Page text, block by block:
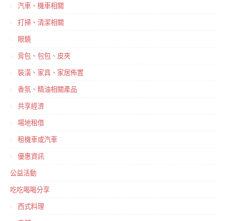
汽車、機車相關
打掃、清潔相關
眼鏡
背包、包包、皮夾
裝潢、家具、家居佈置
香氛、精油相關產品
共享經濟
場地租借
租機車或汽車
優惠資訊
公益活動
吃吃喝喝分享
西式料理